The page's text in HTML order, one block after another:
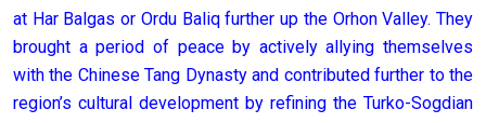
at Har Balgas or Ordu Baliq further up the Orhon Valley. They
brought a period of peace by actively allying themselves
with the Chinese Tang Dynasty and contributed further to the
region’s cultural development by refining the Turko-Sogdian